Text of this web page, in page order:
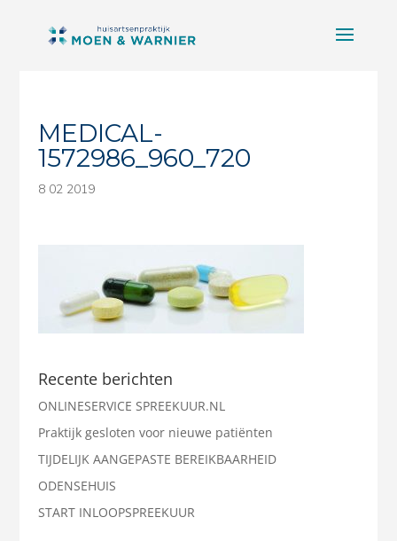
MEDICAL-
1572986_960_720
8 02 2019
Recente berichten
ONLINESERVICE SPREEKUUR.NL
Praktijk gesloten voor nieuwe patiënten
TIJDELIJK AANGEPASTE BEREIKBAARHEID
ODENSEHUIS
START INLOOPSPREEKUUR